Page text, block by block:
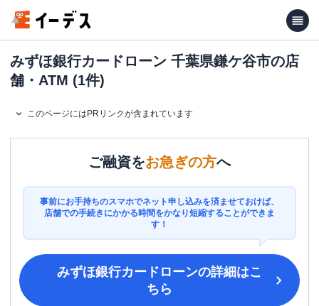
みずほ銀行カードローン 千葉県鎌ケ谷市の店
舗・ATM (1件)
このページにはPRリンクが含まれています
ご融資をお急ぎの方へ
事前にお手持ちのスマホでネット申し込みを済ませておけば、
店舗での手続きにかかる時間をかなり短縮することができま
す！
みずほ銀行カードローンの詳細はこ
ちら